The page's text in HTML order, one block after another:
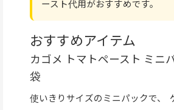
ースト代用がおすすめです。
おすすめアイテム
カゴメ トマトペースト ミニ
袋
使いきりサイズのミニパックで、